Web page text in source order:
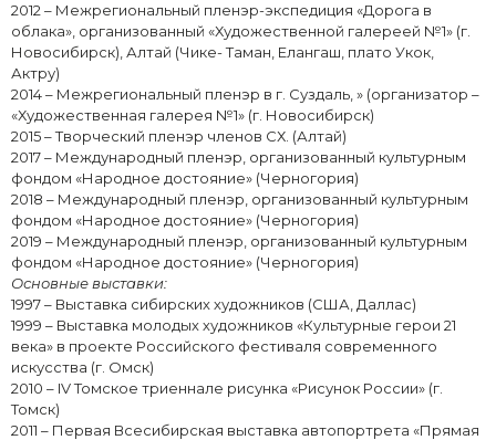
2012 – Межрегиональный пленэр-экспедиция «Дорога в
облака», организованный «Художественной галереей №1» (г.
Новосибирск), Алтай (Чике- Таман, Елангаш, плато Укок,
Актру)
2014 – Межрегиональный пленэр в г. Суздаль, » (организатор ­­­–
«Художественная галерея №1» (г. Новосибирск)
2015 – Творческий пленэр членов СХ. (Алтай)
2017 – Международный пленэр, организованный культурным
фондом «Народное достояние» (Черногория)
2018 – Международный пленэр, организованный культурным
фондом «Народное достояние» (Черногория)
2019 – Международный пленэр, организованный культурным
фондом «Народное достояние» (Черногория)
Основные выставки:
1997 – Выставка сибирских художников (США, Даллас)
1999 – Выставка молодых художников «Культурные герои 21
века» в проекте Российского фестиваля современного
искусства (г. Омск)
2010 – IV Томское триеннале рисунка «Рисунок России» (г.
Томск)
2011 – Первая Всесибирская выставка автопортрета «Прямая